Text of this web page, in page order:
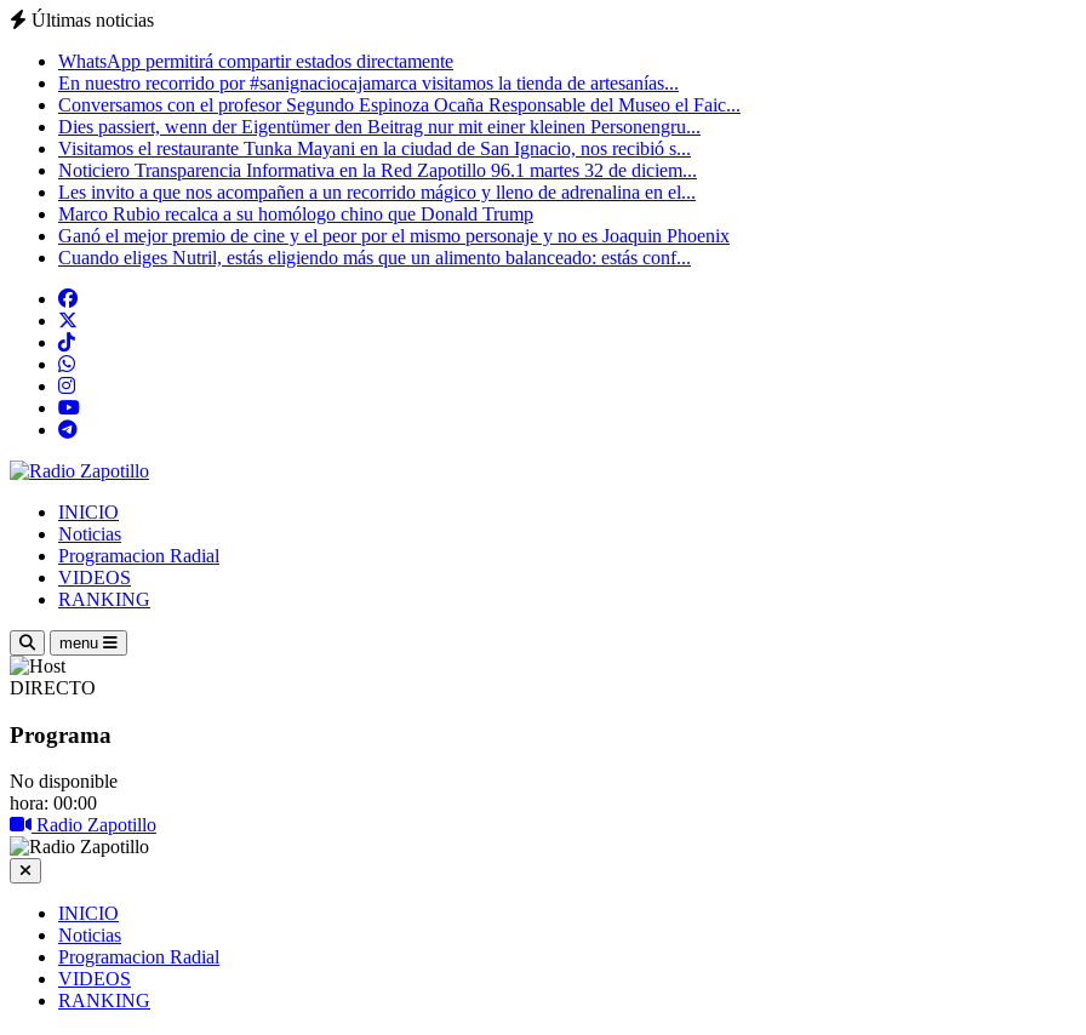
Últimas noticias
WhatsApp permitirá compartir estados directamente
En nuestro recorrido por #sanignaciocajamarca visitamos la tienda de artesanías...
Conversamos con el profesor Segundo Espinoza Ocaña Responsable del Museo el Faic...
Dies passiert, wenn der Eigentümer den Beitrag nur mit einer kleinen Personengru...
Visitamos el restaurante Tunka Mayani en la ciudad de San Ignacio, nos recibió s...
Noticiero Transparencia Informativa en la Red Zapotillo 96.1 martes 32 de diciem...
Les invito a que nos acompañen a un recorrido mágico y lleno de adrenalina en el...
Marco Rubio recalca a su homólogo chino que Donald Trump
Ganó el mejor premio de cine y el peor por el mismo personaje y no es Joaquin Phoenix
Cuando eliges Nutril, estás eligiendo más que un alimento balanceado: estás conf...
INICIO
Noticias
Programacion Radial
VIDEOS
RANKING
menu
DIRECTO
Programa
No disponible
hora: 00:00
Radio Zapotillo
INICIO
Noticias
Programacion Radial
VIDEOS
RANKING